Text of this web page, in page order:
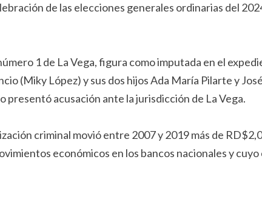
de las elecciones generales ordinarias del
1 de La Vega, figura como imputada en el
(Miky López) y sus dos hijos Ada María Pilarte y
acusación ante la jurisdicción de La Vega.
criminal movió entre 2007 y 2019 más de
económicos en los bancos nacionales y cuyo